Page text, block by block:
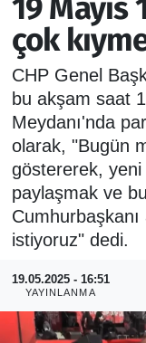
19 Mayıs
çok
CHP Genel
bu akşam saat
Meydanı'nda
olarak, "Bugün
göstererek,
paylaşmak ve
Cumhurbaşkanı
istiyoruz" dedi.
19.05.2025 - 16:51
YAYINLANMA
SİYASET
SPOR
ASAYİŞ
RESMİ
Tüm
Son Dakika
Haber Arşivi